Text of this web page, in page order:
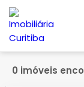
0 imóveis